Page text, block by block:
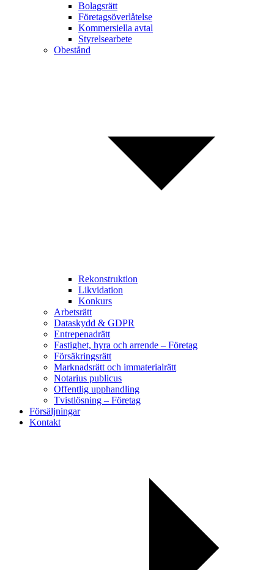
Bolagsrätt
Företagsöverlåtelse
Kommersiella avtal
Styrelsearbete
Obestånd
Rekonstruktion
Likvidation
Konkurs
Arbetsrätt
Dataskydd & GDPR
Entrepenadrätt
Fastighet, hyra och arrende – Företag
Försäkringsrätt
Marknadsrätt och immaterialrätt
Notarius publicus
Offentlig upphandling
Tvistlösning – Företag
Försäljningar
Kontakt